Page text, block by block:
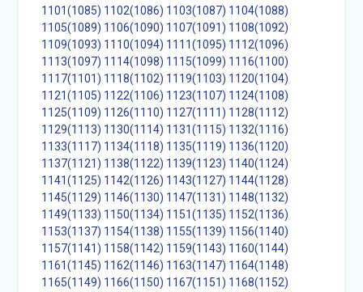
1101(1085) 1102(1086) 1103(1087) 1104(1088)
1105(1089) 1106(1090) 1107(1091) 1108(1092)
1109(1093) 1110(1094) 1111(1095) 1112(1096)
1113(1097) 1114(1098) 1115(1099) 1116(1100)
1117(1101) 1118(1102) 1119(1103) 1120(1104)
1121(1105) 1122(1106) 1123(1107) 1124(1108)
1125(1109) 1126(1110) 1127(1111) 1128(1112)
1129(1113) 1130(1114) 1131(1115) 1132(1116)
1133(1117) 1134(1118) 1135(1119) 1136(1120)
1137(1121) 1138(1122) 1139(1123) 1140(1124)
1141(1125) 1142(1126) 1143(1127) 1144(1128)
1145(1129) 1146(1130) 1147(1131) 1148(1132)
1149(1133) 1150(1134) 1151(1135) 1152(1136)
1153(1137) 1154(1138) 1155(1139) 1156(1140)
1157(1141) 1158(1142) 1159(1143) 1160(1144)
1161(1145) 1162(1146) 1163(1147) 1164(1148)
1165(1149) 1166(1150) 1167(1151) 1168(1152)